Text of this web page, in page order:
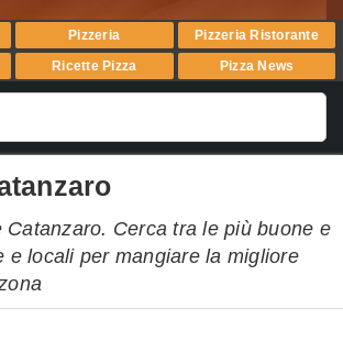
Pizzeria
Pizzeria Ristorante
Ricette Pizza Pizza News
Catanzaro. Cerca tra le più buone e
e locali per mangiare la migliore